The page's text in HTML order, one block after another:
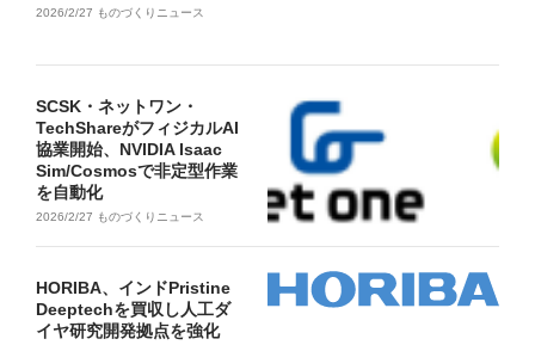
2026/2/27 ものづくりニュース
SCSK・ネットワン・
TechShareがフィジカルAI
協業開始、NVIDIA Isaac
Sim/Cosmosで非定型作業
を自動化
2026/2/27 ものづくりニュース
HORIBA、インドPristine
Deeptechを買収し人工ダ
イヤ研究開発拠点を強化